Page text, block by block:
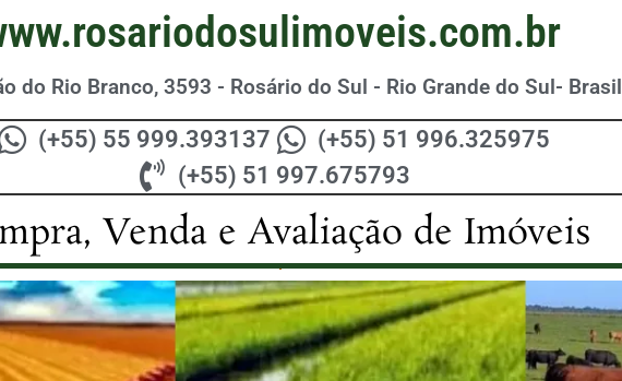
do Rio Branco, 3593 - Rosário do Sul - Rio Grande do Sul- Brasil
(+55) 55 999.393137
(+55) 51 996.325975
(+55) 51 997.675793
Venda e Avaliação de Imóveis